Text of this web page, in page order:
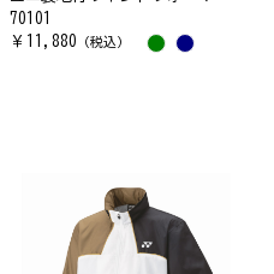
70101
￥ 11,880 （税込）